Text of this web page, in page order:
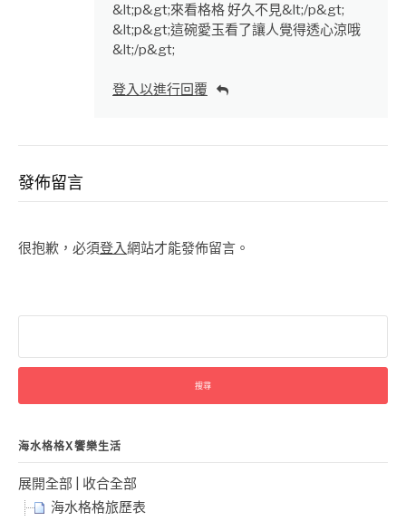
&lt;p&gt;來看格格 好久不見&lt;/p&gt;
&lt;p&gt;這碗愛玉看了讓人覺得透心涼哦
&lt;/p&gt;
登入以進行回覆
發佈留言
很抱歉，必須登入網站才能發佈留言。
關
字:
海水格格X饗樂生活
展開全部
收合全部
海水格格旅歷表